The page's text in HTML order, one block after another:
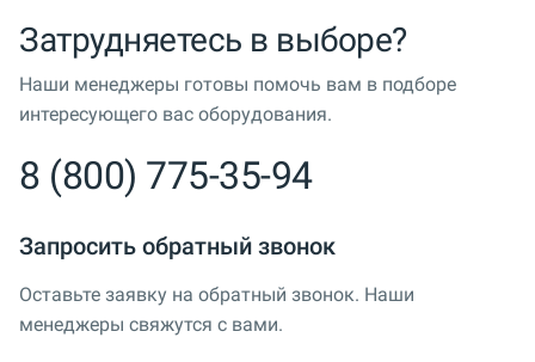
Затрудняетесь в выборе?
Наши менеджеры готовы помочь вам в подборе
интересующего вас оборудования.
8 (800) 775-35-94
Запросить обратный звонок
Оставьте заявку на обратный звонок. Наши
менеджеры свяжутся с вами.